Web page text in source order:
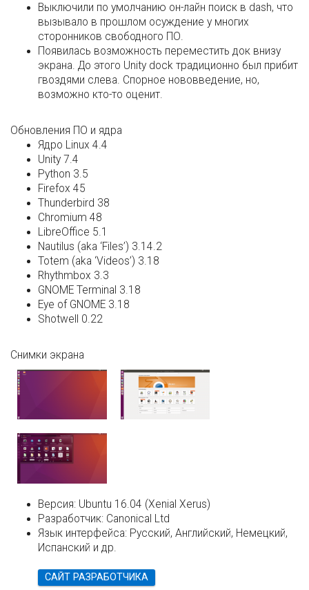
Выключили по умолчанию он-лайн поиск в dash, что
вызывало в прошлом осуждение у многих
сторонников свободного ПО.
Появилась возможность переместить док внизу
экрана. До этого Unity dock традиционно был прибит
гвоздями слева. Спорное нововведение, но,
возможно кто-то оценит.
Обновления ПО и ядра
Ядро Linux 4.4
Unity 7.4
Python 3.5
Firefox 45
Thunderbird 38
Chromium 48
LibreOffice 5.1
Nautilus (aka ‘Files’) 3.14.2
Totem (aka ‘Videos’) 3.18
Rhythmbox 3.3
GNOME Terminal 3.18
Eye of GNOME 3.18
Shotwell 0.22
Снимки экрана
Версия: Ubuntu 16.04 (Xenial Xerus)
Разработчик: Canonical Ltd
Язык интерфейса: Русский, Английский, Немецкий,
Испанский и др.
САЙТ РАЗРАБОТЧИКА